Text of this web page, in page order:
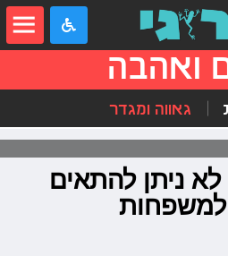
ואהבה
גאווה ומגדר
ניתן להתאים